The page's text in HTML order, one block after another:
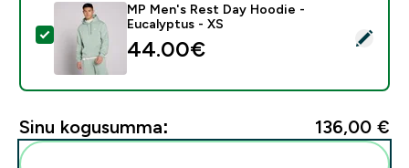
Vali see toode - MP Men's Rest Day Hoodie -
MP Men's Rest Day Hoodie -
Eucalyptus - XS
44.00€‎
Sinu kogusumma: 136,00 €‎